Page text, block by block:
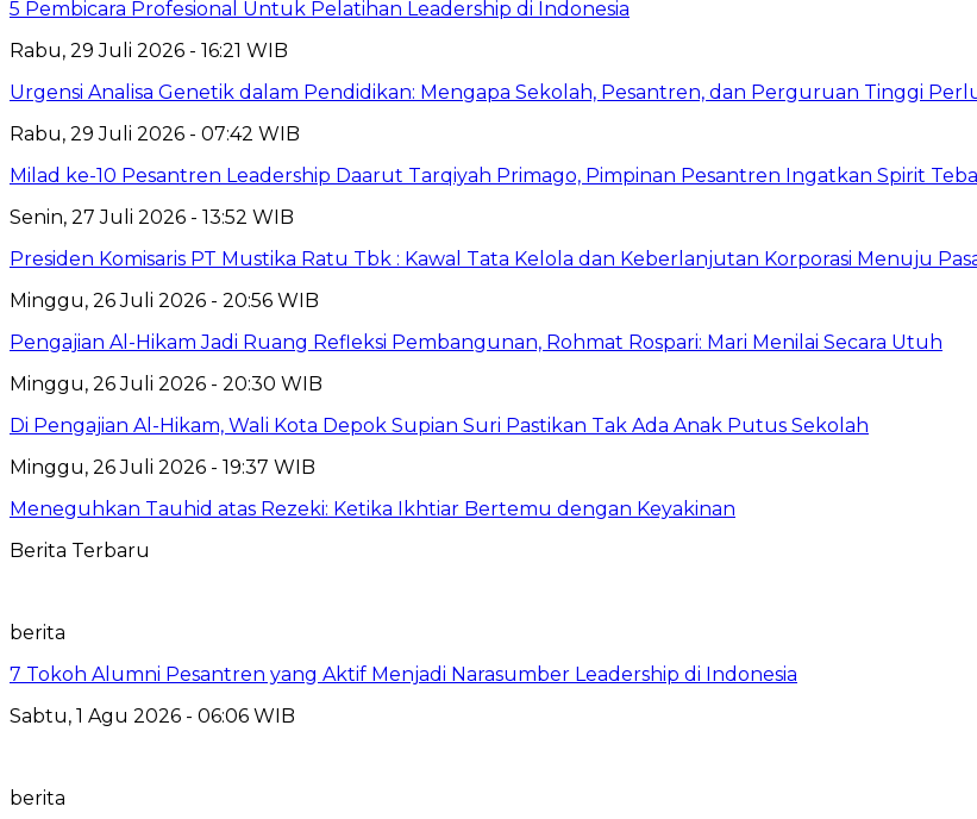
5 Pembicara Profesional Untuk Pelatihan Leadership di Indonesia
Rabu, 29 Juli 2026 - 16:21 WIB
Urgensi Analisa Genetik dalam Pendidikan: Mengapa Sekolah, Pesantren, dan Perguruan Tinggi
Rabu, 29 Juli 2026 - 07:42 WIB
Milad ke-10 Pesantren Leadership Daarut Tarqiyah Primago, Pimpinan Pesantren Ingatkan Spirit
Senin, 27 Juli 2026 - 13:52 WIB
Presiden Komisaris PT Mustika Ratu Tbk : Kawal Tata Kelola dan Keberlanjutan Korporasi Menuju
Minggu, 26 Juli 2026 - 20:56 WIB
Pengajian Al-Hikam Jadi Ruang Refleksi Pembangunan, Rohmat Rospari: Mari Menilai Secara Utuh
Minggu, 26 Juli 2026 - 20:30 WIB
Di Pengajian Al-Hikam, Wali Kota Depok Supian Suri Pastikan Tak Ada Anak Putus Sekolah
Minggu, 26 Juli 2026 - 19:37 WIB
Meneguhkan Tauhid atas Rezeki: Ketika Ikhtiar Bertemu dengan Keyakinan
Berita Terbaru
berita
7 Tokoh Alumni Pesantren yang Aktif Menjadi Narasumber Leadership di Indonesia
Sabtu, 1 Agu 2026 - 06:06 WIB
berita